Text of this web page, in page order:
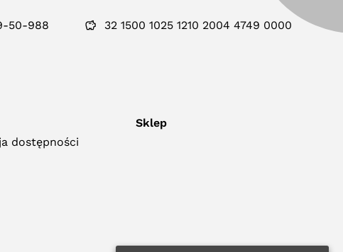
50-988 32 1500 1025 1210 2004 4749 0000
dostępności
Sklep